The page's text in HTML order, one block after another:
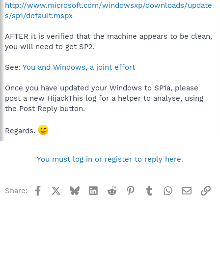
http://www.microsoft.com/windowsxp/downloads/update
s/sp1/default.mspx
AFTER it is verified that the machine appears to be clean,
you will need to get SP2.
See: You and Windows, a joint effort
Once you have updated your Windows to SP1a, please
post a new HijackThis log for a helper to analyse, using
the Post Reply button.
Regards.
You must log in or register to reply here.
Share: Facebook BlueskyLinkedInReddit Pinterest
TumblrWhatsApp
Email